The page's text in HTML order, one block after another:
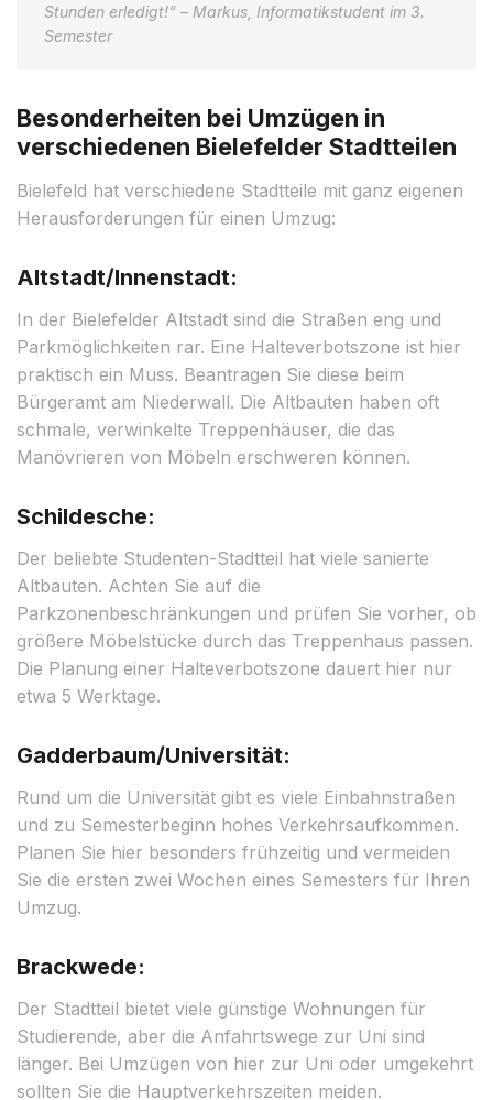
Stunden erledigt!“ – Markus, Informatikstudent im 3.
Semester
Besonderheiten bei Umzügen in
verschiedenen Bielefelder Stadtteilen
Bielefeld hat verschiedene Stadtteile mit ganz eigenen
Herausforderungen für einen Umzug:
Altstadt/Innenstadt:
In der Bielefelder Altstadt sind die Straßen eng und
Parkmöglichkeiten rar. Eine Halteverbotszone ist hier
praktisch ein Muss. Beantragen Sie diese beim
Bürgeramt am Niederwall. Die Altbauten haben oft
schmale, verwinkelte Treppenhäuser, die das
Manövrieren von Möbeln erschweren können.
Schildesche:
Der beliebte Studenten-Stadtteil hat viele sanierte
Altbauten. Achten Sie auf die
Parkzonenbeschränkungen und prüfen Sie vorher, ob
größere Möbelstücke durch das Treppenhaus passen.
Die Planung einer Halteverbotszone dauert hier nur
etwa 5 Werktage.
Gadderbaum/Universität:
Rund um die Universität gibt es viele Einbahnstraßen
und zu Semesterbeginn hohes Verkehrsaufkommen.
Planen Sie hier besonders frühzeitig und vermeiden
Sie die ersten zwei Wochen eines Semesters für Ihren
Umzug.
Brackwede:
Der Stadtteil bietet viele günstige Wohnungen für
Studierende, aber die Anfahrtswege zur Uni sind
länger. Bei Umzügen von hier zur Uni oder umgekehrt
sollten Sie die Hauptverkehrszeiten meiden.